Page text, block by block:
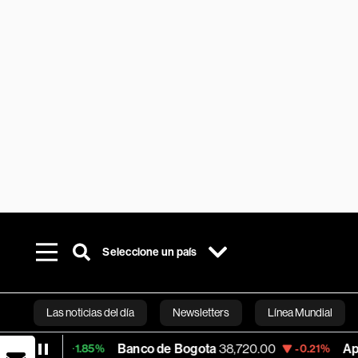
Seleccione un país
Las noticias del día Newsletters Línea Mundial
Bloomberg
Banco de Bogota 38,720.00 -0.21% Apple 310.94